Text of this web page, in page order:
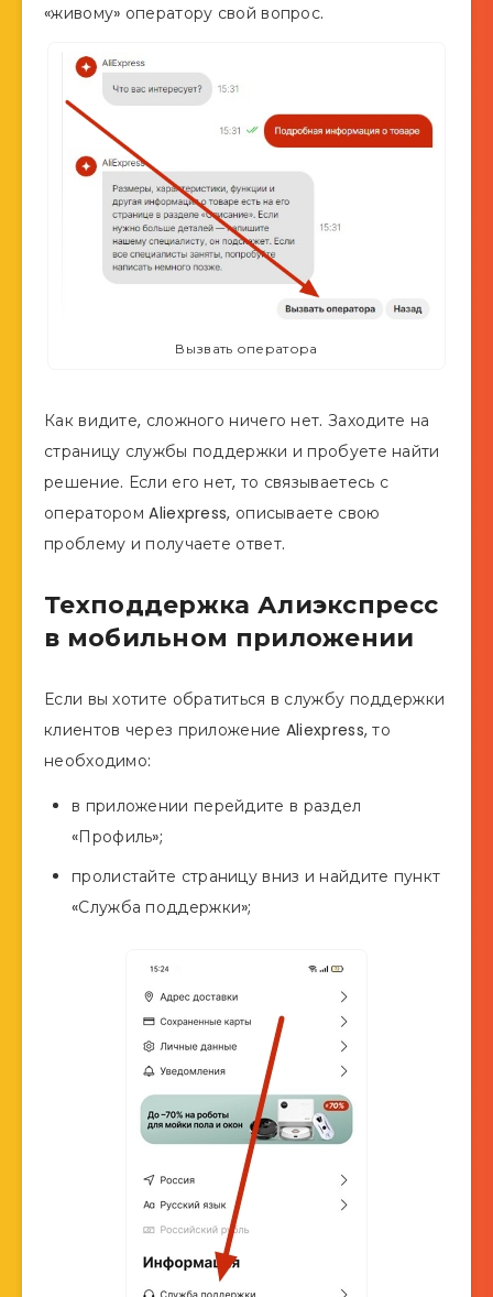
«живому» оператору свой вопрос.
Вызвать оператора
Как видите, сложного ничего нет. Заходите на
страницу службы поддержки и пробуете найти
решение. Если его нет, то связываетесь с
оператором Aliexpress, описываете свою
проблему и получаете ответ.
Техподдержка Алиэкспресс
в мобильном приложении
Если вы хотите обратиться в службу поддержки
клиентов через приложение Aliexpress, то
необходимо:
в приложении перейдите в раздел
«Профиль»;
пролистайте страницу вниз и найдите пункт
«Служба поддержки»;